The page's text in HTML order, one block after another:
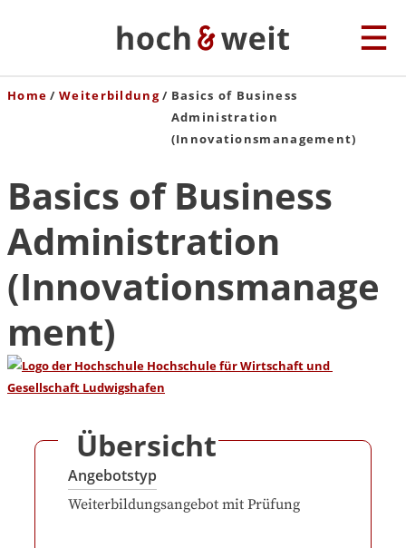
Home Weiterbildung
Basics of Business
Administration
(Innovationsmanagement)
Basics of Business
Administration
(Innovationsmanage
ment)
Übersicht
Angebotstyp
Weiterbildungsangebot mit Prüfung